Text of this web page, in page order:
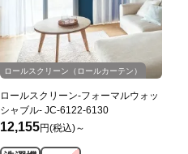
JCオリジナル
ロールスクリーン（ロールカーテン）
ロールスクリーン-フォーマルウォッ
シャブル- JC-6122-6130
12,155円(税込)～